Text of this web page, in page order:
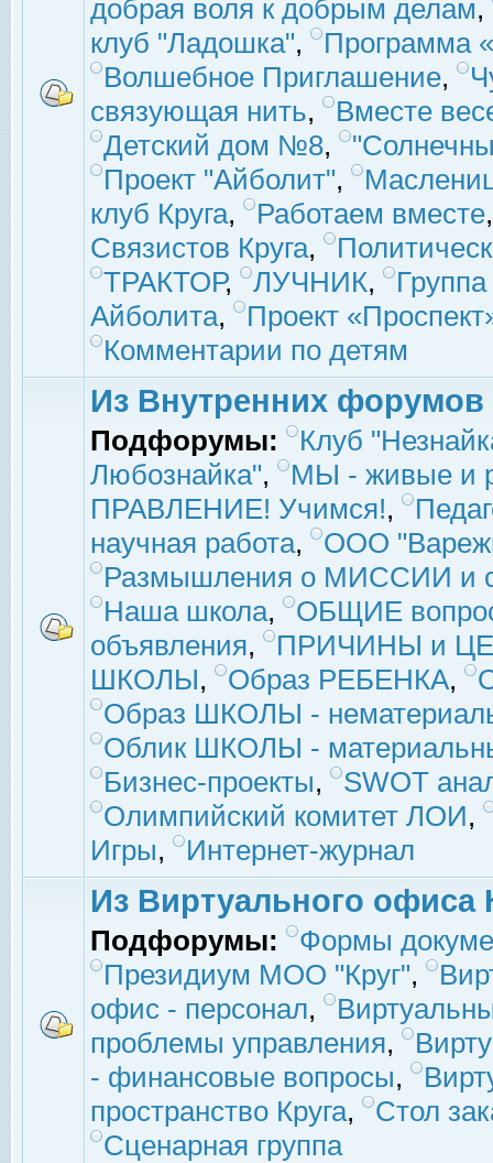
добрая воля к добрым делам,
клуб "Ладошка",
Программа
Волшебное Приглашение,
связующая нить,
Вместе
Детский дом №8,
Проект "Айболит",
клуб Круга, Работаем вместе
Связистов Круга,
ТРАКТОР, ЛУЧНИК,
Айболита,
Проект
Комментарии по детям
Из Внутренних форумов
Подфорумы:
Клуб
Любознайка",
МЫ - живые и
ПРАВЛЕНИЕ! Учимся!,
научная работа,
ООО
Размышления о МИССИИ и
Наша школа,
ОБЩИЕ
объявления,
ПРИЧИНЫ и
ШКОЛЫ, Образ РЕБЕНКА,
Образ ШКОЛЫ -
Облик ШКОЛЫ -
Бизнес-проекты,
SWOT
Олимпийский комитет ЛОИ,
Игры, Интернет-журнал
Из Виртуального офиса
Подфорумы:
Формы
Президиум МОО "Круг",
офис - персонал,
проблемы управления,
- финансовые вопросы,
пространство Круга,
Стол
Сценарная группа